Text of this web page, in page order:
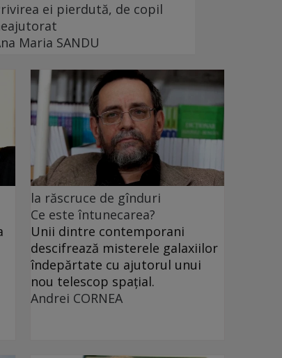
ei pierdută, de copil
Maria SANDU
la răscruce de gînduri
Ce este întunecarea?
Unii dintre contemporani
descifrează misterele galaxiilor
îndepărtate cu ajutorul unui
nou telescop spațial.
Andrei CORNEA